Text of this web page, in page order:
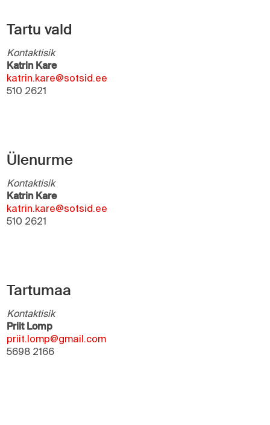
Tartu vald
Kontaktisik
Katrin Kare
katrin.kare@sotsid.ee
510 2621
Ülenurme
Kontaktisik
Katrin Kare
katrin.kare@sotsid.ee
510 2621
Tartumaa
Kontaktisik
Priit Lomp
priit.lomp@gmail.com
5698 2166